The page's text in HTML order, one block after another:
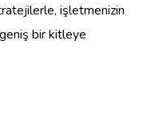
işletmenizin
bir kitleye